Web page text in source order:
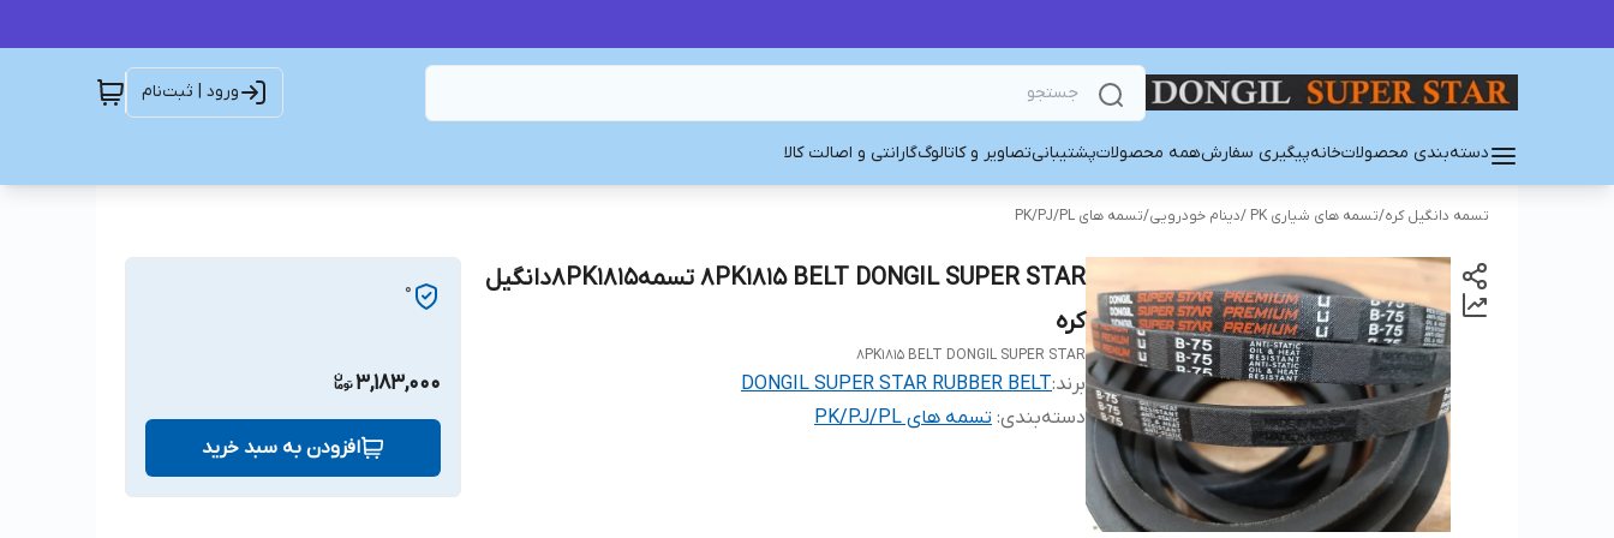
ورود | ثبت‌نام
دسته‌بندی محصولاتخانهپیگیری سفارشهمه محصولاتپشتیبانیتصاویر و کاتالوگگارانتی و اصالت کالا
تسمه دانگیل کره/تسمه های شیاری PK /دینام خودرویی /تسمه های PK/PJ/PL
8PK1815 BELT DONGIL SUPER STAR تسمه8PK1815دانگیل
کره
8PK1815 BELT DONGIL SUPER STAR
برند:DONGIL SUPER STAR RUBBER BELT
دسته‌بندی: تسمه های PK/PJ/PL
0
3,183,000
افزودن به سبد خرید